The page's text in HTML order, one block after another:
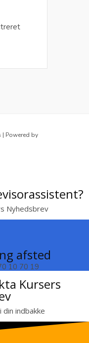
| Powered by
Nyhedsbrev
afsted
10 70 19
Kursers
indbakke